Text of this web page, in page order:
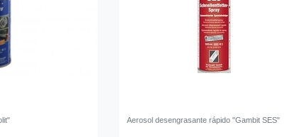
Aerosol desengrasante rápido "Gambit SES"